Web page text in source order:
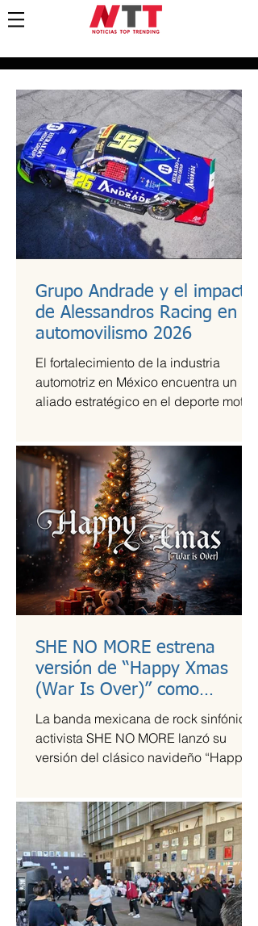
Grupo Andrade y el impacto
de Alessandros Racing en el
automovilismo 2026
El fortalecimiento de la industria
automotriz en México encuentra un
aliado estratégico en el deporte motor,
Alessandros Racing. En el marco de
su centenario, la organización utiliza la
alta competencia para validar su
capacidad técnica y operativa en las
pistas más exigentes del país durante
la temporada 2026.
SHE NO MORE estrena
versión de “Happy Xmas
(War Is Over)” como
llamado a la empatía en
tiempos de guerra
La banda mexicana de rock sinfónico
activista SHE NO MORE lanzó su
versión del clásico navideño “Happy
transforma el himno pacifista en un
arreglo metal sinfónico que mantiene
su esencia esperanzadora, pero con la
potencia característica del grupo.